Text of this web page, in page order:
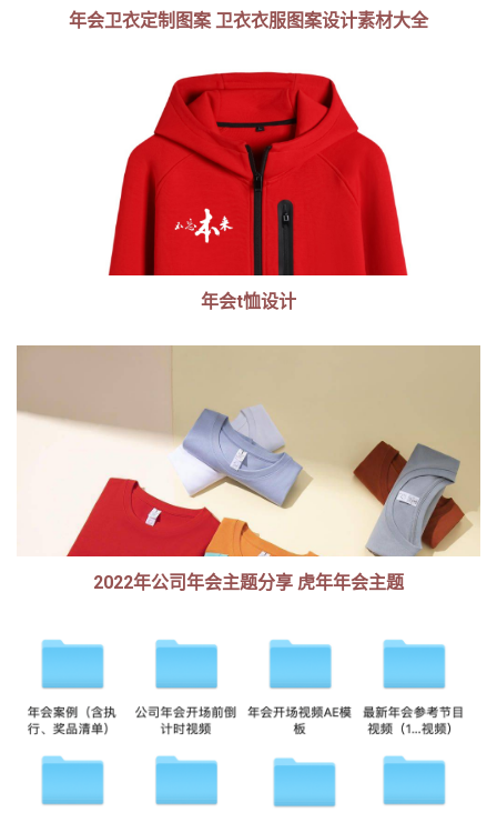
年会卫衣定制图案 卫衣衣服图案设计素材大全
年会t恤设计
2022年公司年会主题分享 虎年年会主题